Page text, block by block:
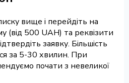
вище і перейдіть на
(від 500 UAH) та реквізити
заявку. Більшість
за 5-30 хвилин. При
почати з невеликої